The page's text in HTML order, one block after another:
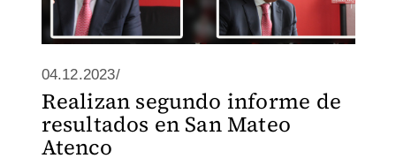
04.12.2023/
Realizan segundo informe de
resultados en San Mateo
Atenco